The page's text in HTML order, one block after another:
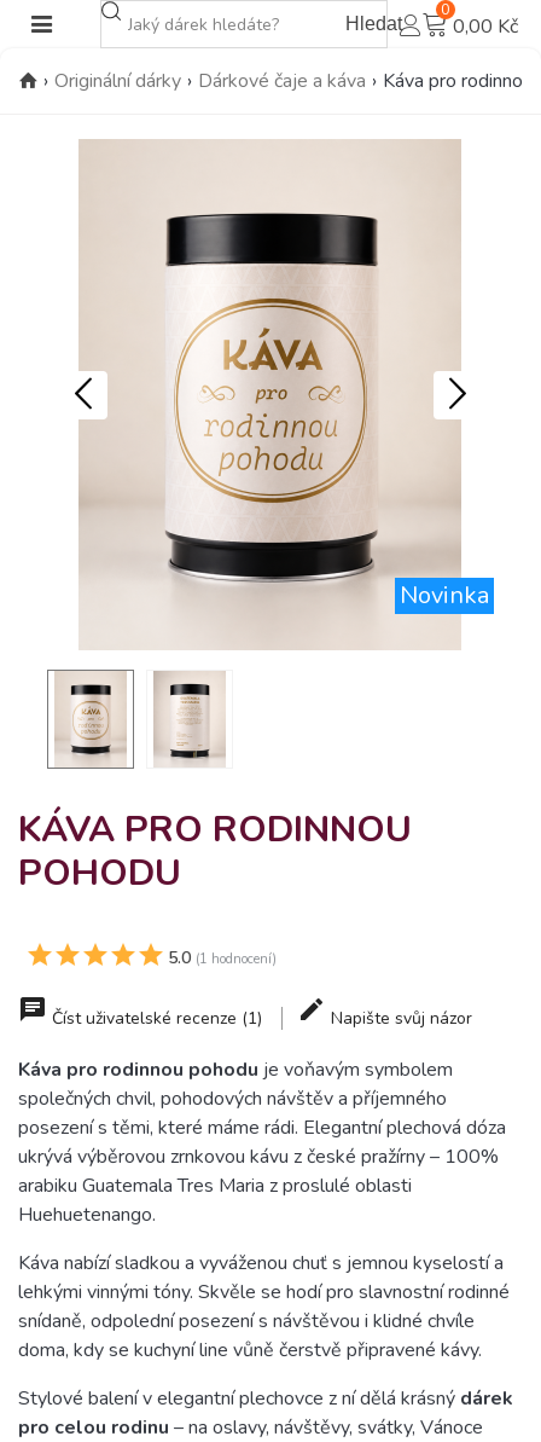
Hledat
0
0,00 Kč
› Originální dárky › Dárkové čaje a káva › Káva pro rodinnou
Novinka
KÁVA PRO RODINNOU
POHODU
5.0 (1 hodnocení)
Číst uživatelské recenze (1) Napište svůj názor
Káva pro rodinnou pohodu je voňavým symbolem
společných chvil, pohodových návštěv a příjemného
posezení s těmi, které máme rádi. Elegantní plechová dóza
ukrývá výběrovou zrnkovou kávu z české pražírny – 100%
arabiku Guatemala Tres Maria z proslulé oblasti
Huehuetenango.
Káva nabízí sladkou a vyváženou chuť s jemnou kyselostí a
lehkými vinnými tóny. Skvěle se hodí pro slavnostní rodinné
snídaně, odpolední posezení s návštěvou i klidné chvíle
doma, kdy se kuchyní line vůně čerstvě připravené kávy.
Stylové balení v elegantní plechovce z ní dělá krásný dárek
pro celou rodinu – na oslavy, návštěvy, svátky, Vánoce